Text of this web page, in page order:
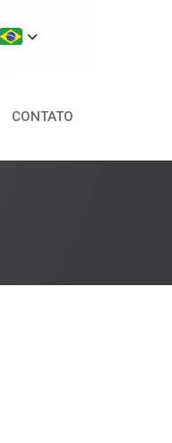
CONTATO